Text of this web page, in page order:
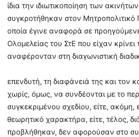
ίδια την ιδιωτικοποίηση των
συγκροτήθηκαν στον
οποία έγινε αναφορά σε
Ολομελείας του ΣτΕ που είχαν κρίνει
αναφέρονταν στη διαγωνιστική
επενδυτή, τη διαφάνειά της και τον
χωρίς, όμως, να συνδέονται με το
συγκεκριμένου σχεδίου, είτε, ακόμη,
θεωρητικό χαρακτήρα, είτε, τέλος,
προβλήθηκαν, δεν αφορούσαν στο